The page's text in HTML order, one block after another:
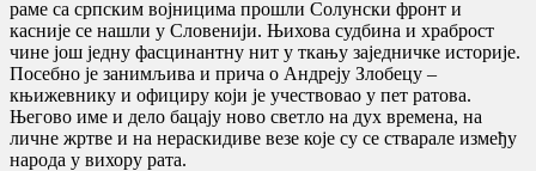
раме са српским војницима прошли Солунски фронт и
касније се нашли у Словенији. Њихова судбина и храброст
чине још једну фасцинантну нит у ткању заједничке историје.
Посебно је занимљива и прича о Андреју Злобецу –
књижевнику и официру који је учествовао у пет ратова.
Његово име и дело бацају ново светло на дух времена, на
личне жртве и на нераскидиве везе које су се стварале између
народа у вихору рата.